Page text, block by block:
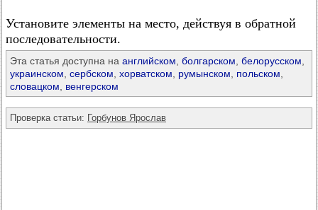
Установите элементы на место, действуя в обратной
последовательности.
Эта статья доступна на английском болгарском белорусском
украинском сербском хорватском румынском польском
словацком
венгерском
Проверка статьи: Горбунов Ярослав